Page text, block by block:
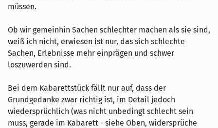
müssen.
Ob wir gemeinhin Sachen schlechter machen als sie sind,
weiß ich nicht, erwiesen ist nur, das sich schlechte
Sachen, Erlebnisse mehr einprägen und schwer
loszuwerden sind.
Bei dem Kabarettstück fällt nur auf, dass der
Grundgedanke zwar richtig ist, im Detail jedoch
wiedersprüchlich (was nicht unbedingt schlecht sein
muss, gerade im Kabarett - siehe Oben, widersprüche